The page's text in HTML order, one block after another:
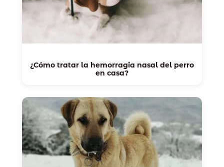
¿Cómo tratar la hemorragia nasal del perro
en casa?